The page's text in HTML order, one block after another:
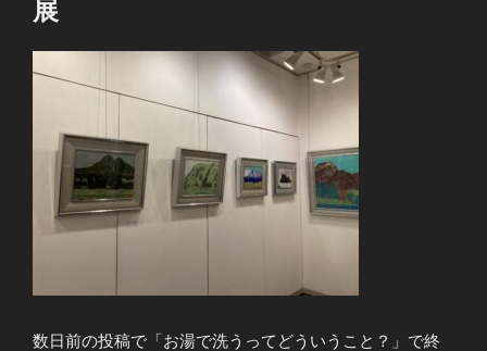
展
数日前の投稿で「お湯で洗うってどういうこと？」で終